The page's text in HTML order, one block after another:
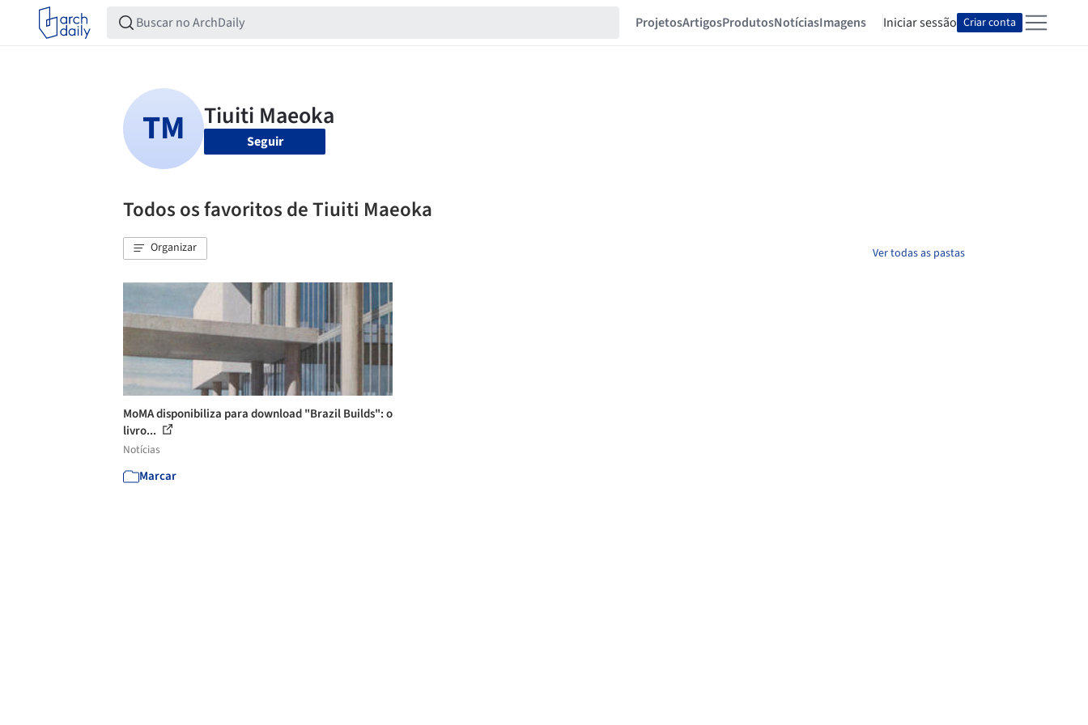
ProjetosArtigosProdutosNotíciasImagens Iniciar sessão Criar conta
Seguir
Todos os favoritos de Tiuiti Maeoka
Organizar Ver todas as pastas
MoMA disponibiliza para download "Brazil Builds": o
livro...
Notícias
Marcar